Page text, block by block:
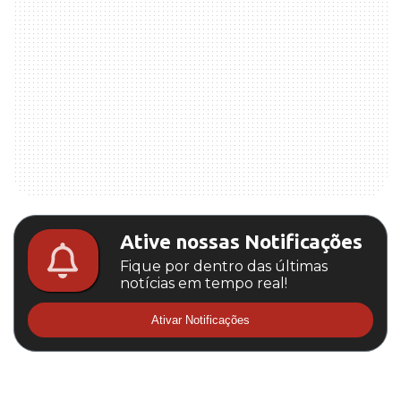
Ative nossas Notificações
Fique por dentro das últimas
notícias em tempo real!
Ativar Notificações